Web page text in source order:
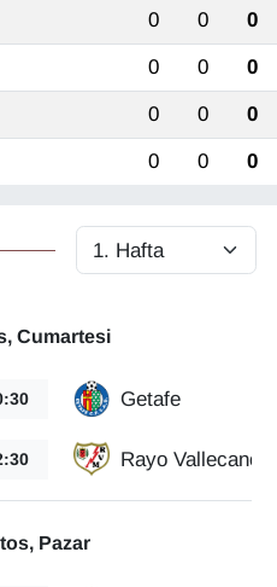
0 0 0
0 0 0
0 0 0
0 0 0
Cumartesi
Getafe
Rayo Vallecano
Pazar